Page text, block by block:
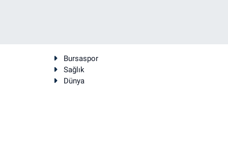
Bursaspor
Sağlık
Dünya